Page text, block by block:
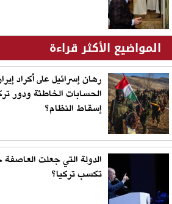
المواضيع الأكثر قراءة
رهان إسرائيل على أكراد
الحسابات الخاطئة ودور
إسقاط النظام؟
الدولة التي جعلت
تكسب تركيا؟